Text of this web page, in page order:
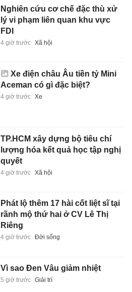
Nghiên cứu cơ chế đặc thù xử
lý vi phạm liên quan khu vực
FDI
4 giờ trước Xã hội
Xe điện châu Âu tiền tỷ Mini
Aceman có gì đặc biệt?
4 giờ trước Xe
TP.HCM xây dựng bộ tiêu chí
lượng hóa kết quả học tập nghị
quyết
4 giờ trước Xã hội
Phát lộ thêm 17 hài cốt liệt sĩ tại
rãnh mộ thứ hai ở CV Lê Thị
Riêng
4 giờ trước Đời sống
Vì sao Đen Vâu giảm nhiệt
5 giờ trước Giải trí